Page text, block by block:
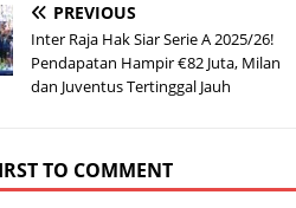
PREVIOUS
Inter Raja Hak Siar Serie A 2025/26!
Pendapatan Hampir €82 Juta, Milan
dan Juventus Tertinggal Jauh
TO COMMENT